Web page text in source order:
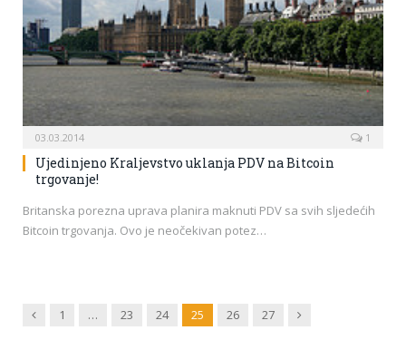
03.03.2014 1
Ujedinjeno Kraljevstvo uklanja PDV na Bitcoin
trgovanje!
Britanska porezna uprava planira maknuti PDV sa svih sljedećih
Bitcoin trgovanja. Ovo je neočekivan potez…
Previous
1 … 23 24 25 26 27 Next